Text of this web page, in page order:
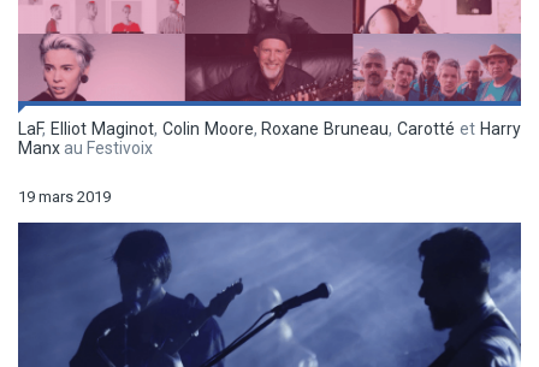
LaF, Elliot Maginot, Colin Moore, Roxane Bruneau,Carotté et Harry
Manx au Festivoix
19 mars 2019